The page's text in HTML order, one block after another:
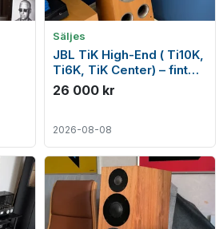
Säljes
JBL TiK High-End ( Ti10K,
Ti6K, TiK Center) – fint
skick
26 000 kr
2026-08-08